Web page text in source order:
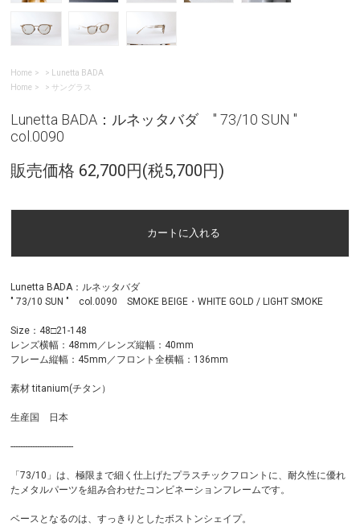
Home >
Lunetta BADA
Home
> サングラス
Lunetta BADA：ルネッタバダ " 73/10 SUN "
col.0090
販売価格 62,700円(税5,700円)
Lunetta BADA：ルネッタバダ
" 73/10 SUN " col.0090 SMOKE BEIGE・WHITE GOLD / LIGHT SMOKE
Size：48□21-148
レンズ横幅：48mm／レンズ縦幅：40mm
フレーム縦幅：45mm／フロント全横幅：136mm
素材 titanium(チタン）
生産国 日本
--------------------------
「73/10」は、極限まで細く仕上げたプラスチックフロントに、耐久性に優れ
たメタルパーツを組み合わせたコンビネーションフレームです。
ベースとなるのは、すっきりとしたボストンシェイプ。